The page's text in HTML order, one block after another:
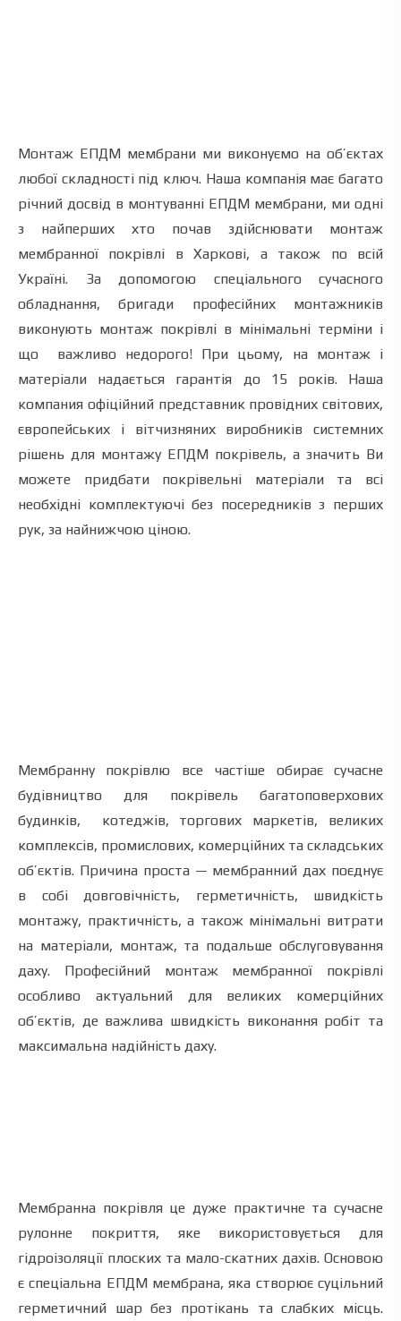
Монтаж ЕПДМ мембрани ми виконуємо на об’єктах
любої складності під ключ. Наша компанія має багато
річний досвід в монтуванні ЕПДМ мембрани, ми одні
з найперших хто почав здійснювати монтаж
мембранної покрівлі в Харкові, а також по всій
Україні. За допомогою спеціального сучасного
обладнання, бригади професійних монтажників
виконують монтаж покрівлі в мінімальні терміни і
що важливо недорого! При цьому, на монтаж і
матеріали надається гарантія до 15 років. Наша
компания офіційний представник провідних світових,
європейських і вітчизняних виробників системних
рішень для монтажу ЕПДМ покрівель, а значить Ви
можете придбати покрівельні матеріали та всі
необхідні комплектуючі без посередників з перших
рук, за найнижчою ціною.
Мембранну покрівлю все частіше обирає сучасне
будівництво для покрівель багатоповерхових
будинків, котеджів, торгових маркетів, великих
комплексів, промислових, комерційних та складських
об’єктів. Причина проста — мембранний дах поєднує
в собі довговічність, герметичність, швидкість
монтажу, практичність, а також мінімальні витрати
на матеріали, монтаж, та подальше обслуговування
даху. Професійний монтаж мембранної покрівлі
особливо актуальний для великих комерційних
об’єктів, де важлива швидкість виконання робіт та
максимальна надійність даху.
Мембранна покрівля це дуже практичне та сучасне
рулонне покриття, яке використовується для
гідроізоляції плоских та мало-скатних дахів. Основою
є спеціальна ЕПДМ мембрана, яка створює суцільний
герметичний шар без протікань та слабких місць.